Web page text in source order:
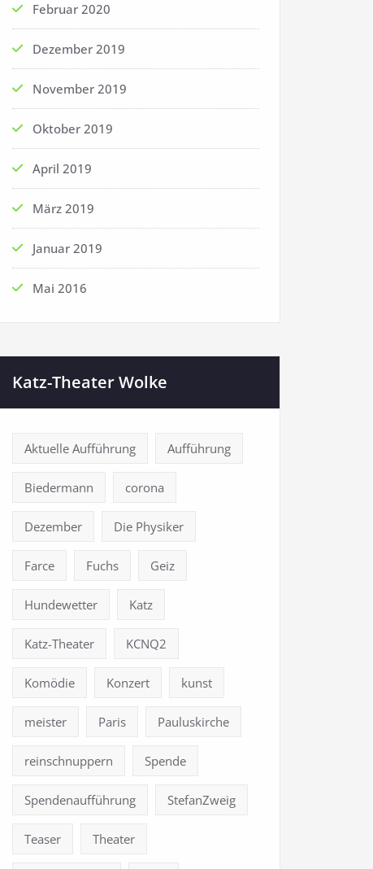
Februar 2020
Dezember 2019
November 2019
Oktober 2019
April 2019
März 2019
Januar 2019
Mai 2016
Katz-Theater Wolke
Aktuelle Aufführung Aufführung
Biedermann corona
Dezember Die Physiker
Farce Fuchs Geiz
Hundewetter Katz
Katz-Theater KCNQ2
Komödie Konzert kunst
meister Paris Pauluskirche
reinschnuppern Spende
Spendenaufführung StefanZweig
Teaser Theater